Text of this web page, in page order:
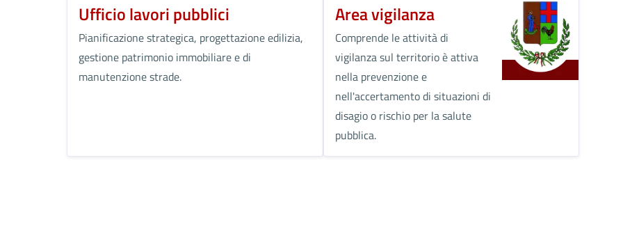
Ufficio lavori pubblici
Pianificazione strategica, progettazione edilizia,
gestione patrimonio immobiliare e di
manutenzione strade.
Area vigilanza
Comprende le attività di
vigilanza sul territorio è attiva
nella prevenzione e
nell'accertamento di situazioni di
disagio o rischio per la salute
pubblica.